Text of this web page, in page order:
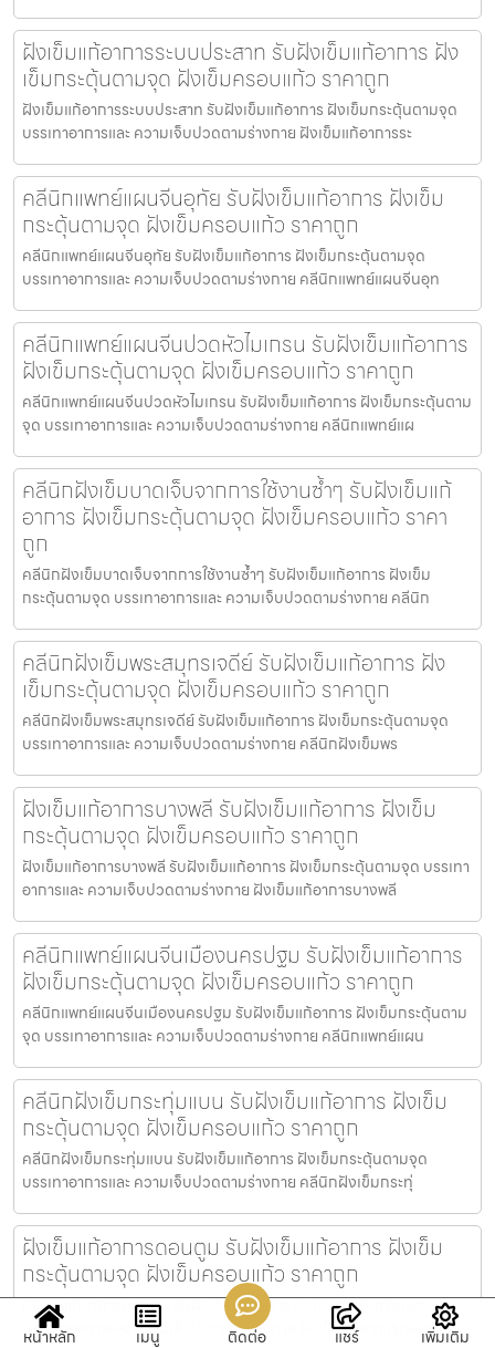
ฝังเข็มแก้อาการระบบประสาท รับฝังเข็มแก้อาการ ฝัง
เข็มกระตุ้นตามจุด ฝังเข็มครอบแก้ว ราคาถูก
ฝังเข็มแก้อาการระบบประสาท รับฝังเข็มแก้อาการ ฝังเข็มกระตุ้นตามจุด
บรรเทาอาการและ ความเจ็บปวดตามร่างกาย ฝังเข็มแก้อาการระ
คลีนิกแพทย์แผนจีนอุทัย รับฝังเข็มแก้อาการ ฝังเข็ม
กระตุ้นตามจุด ฝังเข็มครอบแก้ว ราคาถูก
คลีนิกแพทย์แผนจีนอุทัย รับฝังเข็มแก้อาการ ฝังเข็มกระตุ้นตามจุด
บรรเทาอาการและ ความเจ็บปวดตามร่างกาย คลีนิกแพทย์แผนจีนอุท
คลีนิกแพทย์แผนจีนปวดหัวไมเกรน รับฝังเข็มแก้อาการ
ฝังเข็มกระตุ้นตามจุด ฝังเข็มครอบแก้ว ราคาถูก
คลีนิกแพทย์แผนจีนปวดหัวไมเกรน รับฝังเข็มแก้อาการ ฝังเข็มกระตุ้นตาม
จุด บรรเทาอาการและ ความเจ็บปวดตามร่างกาย คลีนิกแพทย์แผ
คลีนิกฝังเข็มบาดเจ็บจากการใช้งานซ้ำๆ รับฝังเข็มแก้
อาการ ฝังเข็มกระตุ้นตามจุด ฝังเข็มครอบแก้ว ราคา
ถูก
คลีนิกฝังเข็มบาดเจ็บจากการใช้งานซ้ำๆ รับฝังเข็มแก้อาการ ฝังเข็ม
กระตุ้นตามจุด บรรเทาอาการและ ความเจ็บปวดตามร่างกาย คลีนิก
คลีนิกฝังเข็มพระสมุทรเจดีย์ รับฝังเข็มแก้อาการ ฝัง
เข็มกระตุ้นตามจุด ฝังเข็มครอบแก้ว ราคาถูก
คลีนิกฝังเข็มพระสมุทรเจดีย์ รับฝังเข็มแก้อาการ ฝังเข็มกระตุ้นตามจุด
บรรเทาอาการและ ความเจ็บปวดตามร่างกาย คลีนิกฝังเข็มพร
ฝังเข็มแก้อาการบางพลี รับฝังเข็มแก้อาการ ฝังเข็ม
กระตุ้นตามจุด ฝังเข็มครอบแก้ว ราคาถูก
ฝังเข็มแก้อาการบางพลี รับฝังเข็มแก้อาการ ฝังเข็มกระตุ้นตามจุด บรรเทา
อาการและ ความเจ็บปวดตามร่างกาย ฝังเข็มแก้อาการบางพลี
คลีนิกแพทย์แผนจีนเมืองนครปฐม รับฝังเข็มแก้อาการ
ฝังเข็มกระตุ้นตามจุด ฝังเข็มครอบแก้ว ราคาถูก
คลีนิกแพทย์แผนจีนเมืองนครปฐม รับฝังเข็มแก้อาการ ฝังเข็มกระตุ้นตาม
จุด บรรเทาอาการและ ความเจ็บปวดตามร่างกาย คลีนิกแพทย์แผน
คลีนิกฝังเข็มกระทุ่มแบน รับฝังเข็มแก้อาการ ฝังเข็ม
กระตุ้นตามจุด ฝังเข็มครอบแก้ว ราคาถูก
คลีนิกฝังเข็มกระทุ่มแบน รับฝังเข็มแก้อาการ ฝังเข็มกระตุ้นตามจุด
บรรเทาอาการและ ความเจ็บปวดตามร่างกาย คลีนิกฝังเข็มกระทุ่
ฝังเข็มแก้อาการดอนตูม รับฝังเข็มแก้อาการ ฝังเข็ม
กระตุ้นตามจุด ฝังเข็มครอบแก้ว ราคาถูก
ฝังเข็มแก้อาการดอนตูม รับฝังเข็มแก้อาการ ฝังเข็มกระตุ้นตามจุด
บรรเทาอาการและ ความเจ็บปวดตามร่างกาย ฝังเข็มแก้อาการดอนตูม
หน้าหลัก เมนู ติดต่อ แชร์ เพิ่มเติม